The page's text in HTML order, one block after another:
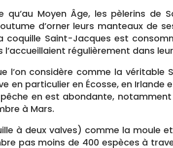
Moyen Âge, les pèlerins de
d’orner leurs manteaux de
coquille Saint-Jacques est
l’accueillaient régulièrement dans
l’on considère comme la véritable
en particulier en Écosse, en Irlande
en est abondante,
à Mars.
à deux valves) comme la moule
pas moins de 400 espèces à